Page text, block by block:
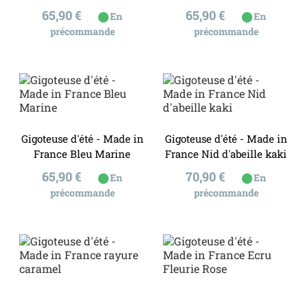
Prix
65,90 € ⬤En
précommande
Prix
65,90 € ⬤En
précommande
Gigoteuse d'été - Made in
France Bleu Marine
Prix
65,90 € ⬤En
précommande
Gigoteuse d'été - Made in
France Nid d'abeille kaki
Prix
70,90 € ⬤En
précommande